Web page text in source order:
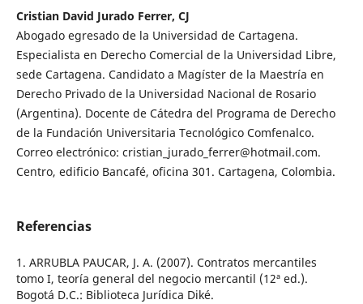
Cristian David Jurado Ferrer, CJ
Abogado egresado de la Universidad de Cartagena.
Especialista en Derecho Comercial de la Universidad Libre,
sede Cartagena. Candidato a Magíster de la Maestría en
Derecho Privado de la Universidad Nacional de Rosario
(Argentina). Docente de Cátedra del Programa de Derecho
de la Fundación Universitaria Tecnológico Comfenalco.
Correo electrónico: cristian_jurado_ferrer@hotmail.com.
Centro, edificio Bancafé, oficina 301. Cartagena, Colombia.
Referencias
1. ARRUBLA PAUCAR, J. A. (2007). Contratos mercantiles
tomo I, teoría general del negocio mercantil (12ª ed.).
Bogotá D.C.: Biblioteca Jurídica Diké.